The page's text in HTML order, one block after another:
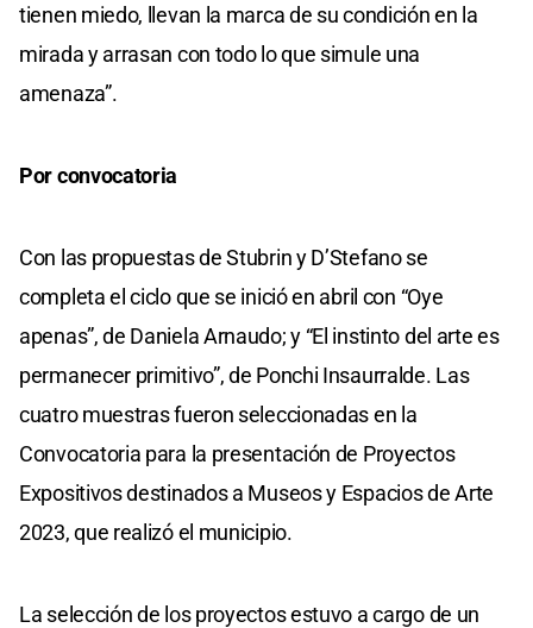
tienen miedo, llevan la marca de su condición en la
mirada y arrasan con todo lo que simule una
amenaza”.
Por convocatoria
Con las propuestas de Stubrin y D’Stefano se
completa el ciclo que se inició en abril con “Oye
apenas”, de Daniela Arnaudo; y “El instinto del arte es
permanecer primitivo”, de Ponchi Insaurralde. Las
cuatro muestras fueron seleccionadas en la
Convocatoria para la presentación de Proyectos
Expositivos destinados a Museos y Espacios de Arte
2023, que realizó el municipio.
La selección de los proyectos estuvo a cargo de un